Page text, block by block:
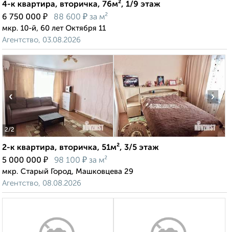
4-к квартира, вторичка, 76м², 1/9 этаж
6 750 000 ₽ 88 600 ₽ за м²
мкр. 10-й, 60 лет Октября 11
Агентство, 03.08.2026
2/2
‹ ›
2-к квартира, вторичка, 51м², 3/5 этаж
5 000 000 ₽ 98 100 ₽ за м²
мкр. Старый Город, Машковцева 29
Агентство, 08.08.2026